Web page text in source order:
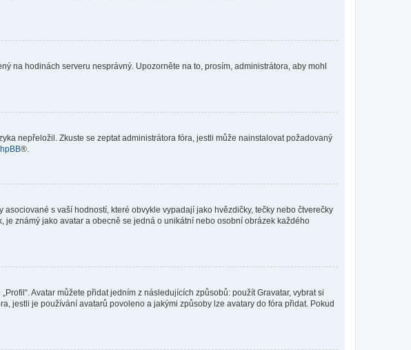
na hodinách serveru nesprávný. Upozorněte na to, prosím, administrátora, aby mohl
nepřeložil. Zkuste se zeptat administrátora fóra, jestli může nainstalovat požadovaný
®.
s vaší hodností, které obvykle vypadají jako hvězdičky, tečky nebo čtverečky
známý jako avatar a obecně se jedná o unikátní nebo osobní obrázek každého
Avatar můžete přidat jedním z následujících způsobů: použít Gravatar, vybrat si
jestli je používání avatarů povoleno a jakými způsoby lze avatary do fóra přidat. Pokud